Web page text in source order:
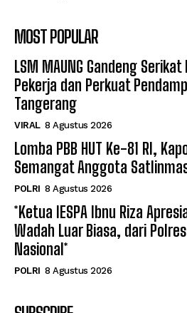
MOST POPULAR
LSM MAUNG Gandeng
Pekerja dan Perkuat
Tangerang
VIRAL 8 Agustus 2026
Lomba PBB HUT Ke-81 RI,
Semangat Anggota
POLRI 8 Agustus 2026
*Ketua IESPA Ibnu Riza
Wadah Luar Biasa, dari
Nasional*
POLRI 8 Agustus 2026